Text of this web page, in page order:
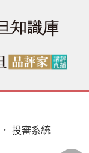
． 投審系統